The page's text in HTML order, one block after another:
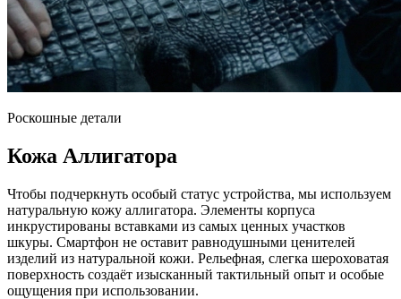
Роскошные детали
Кожа Аллигатора
Чтобы подчеркнуть особый статус устройства, мы используем
натуральную кожу аллигатора. Элементы корпуса
инкрустированы вставками из самых ценных участков
шкуры. Смартфон не оставит равнодушными ценителей
изделий из натуральной кожи. Рельефная, слегка шероховатая
поверхность создаёт изысканный тактильный опыт и особые
ощущения при использовании.